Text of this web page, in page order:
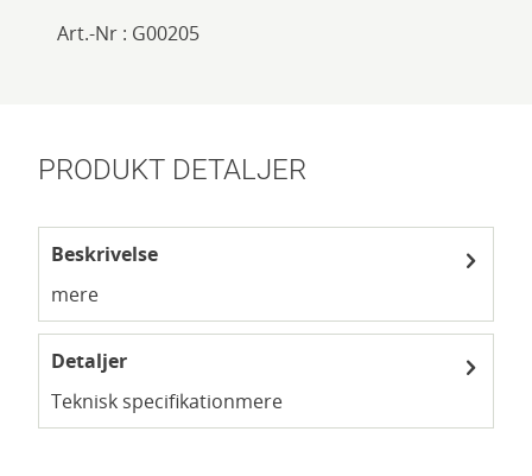
Art.-Nr : G00205
PRODUKT DETALJER
Beskrivelse
mere
Detaljer
Teknisk specifikationmere